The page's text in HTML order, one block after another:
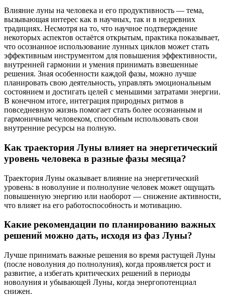
Влияние луны на человека и его продуктивность — тема,
вызывающая интерес как в научных, так и в недревних
традициях. Несмотря на то, что научное подтверждение
некоторых аспектов остаётся открытым, практика показывает,
что осознанное использование лунных циклов может стать
эффективным инструментом для повышения эффективности,
внутренней гармонии и умения принимать взвешенные
решения. Зная особенности каждой фазы, можно лучше
планировать свою деятельность, управлять эмоциональным
состоянием и достигать целей с меньшими затратами энергии.
В конечном итоге, интеграция природных ритмов в
повседневную жизнь помогает стать более осознанным и
гармоничным человеком, способным использовать свои
внутренние ресурсы на полную.
Как траектория Луны влияет на энергетический
уровень человека в разные фазы месяца?
Траектория Луны оказывает влияние на энергетический
уровень: в новолуние и полнолуние человек может ощущать
повышенную энергию или наоборот — снижение активности,
что влияет на его работоспособность и мотивацию.
Какие рекомендации по планированию важных
решений можно дать, исходя из фаз Луны?
Лучше принимать важные решения во время растущей Луны
(после новолуния до полнолуния), когда проявляется рост и
развитие, а избегать критических решений в периоды
новолуния и убывающей Луны, когда энергопотенциал
снижен.